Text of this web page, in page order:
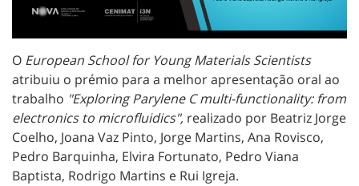
O European School for Young Materials Scientists
atribuiu o prémio para a melhor apresentação oral ao
trabalho "Exploring Parylene C multi-functionality: from
electronics to microfluidics", realizado por Beatriz Jorge
Coelho, Joana Vaz Pinto, Jorge Martins, Ana Rovisco,
Pedro Barquinha, Elvira Fortunato, Pedro Viana
Baptista, Rodrigo Martins e Rui Igreja.